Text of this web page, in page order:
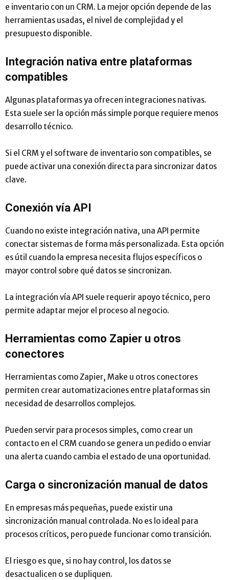
e inventario con un CRM. La mejor opción depende de las
herramientas usadas, el nivel de complejidad y el
presupuesto disponible.
Integración nativa entre plataformas
compatibles
Algunas plataformas ya ofrecen integraciones nativas.
Esta suele ser la opción más simple porque requiere menos
desarrollo técnico.
Si el CRM y el software de inventario son compatibles, se
puede activar una conexión directa para sincronizar datos
clave.
Conexión vía API
Cuando no existe integración nativa, una API permite
conectar sistemas de forma más personalizada. Esta opción
es útil cuando la empresa necesita flujos específicos o
mayor control sobre qué datos se sincronizan.
La integración vía API suele requerir apoyo técnico, pero
permite adaptar mejor el proceso al negocio.
Herramientas como Zapier u otros
conectores
Herramientas como Zapier, Make u otros conectores
permiten crear automatizaciones entre plataformas sin
necesidad de desarrollos complejos.
Pueden servir para procesos simples, como crear un
contacto en el CRM cuando se genera un pedido o enviar
una alerta cuando cambia el estado de una oportunidad.
Carga o sincronización manual de datos
En empresas más pequeñas, puede existir una
sincronización manual controlada. No es lo ideal para
procesos críticos, pero puede funcionar como transición.
El riesgo es que, si no hay control, los datos se
desactualicen o se dupliquen.